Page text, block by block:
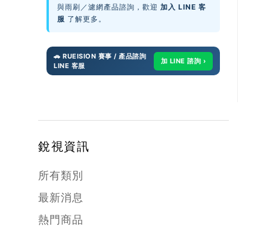
與雨刷／濾網產品諮詢，歡迎 加入 LINE 客
服 了解更多。
🚗 RUEISION 賽事 / 產品諮詢
LINE 客服
加 LINE 諮詢 ›
銳視資訊
所有類別
最新消息
熱門商品